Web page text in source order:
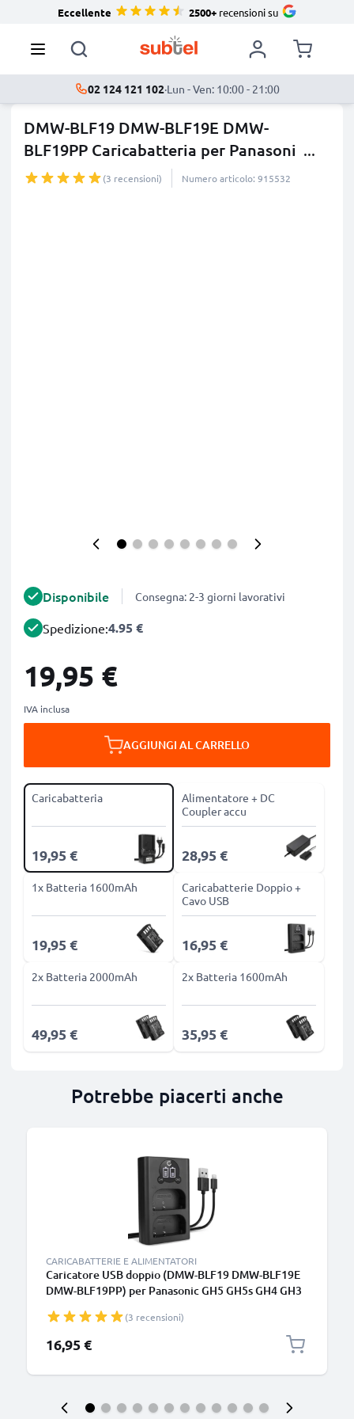
Eccellente 2500+recensioni su
02 124 121 102·Lun - Ven: 10:00 - 21:00
DMW-BLF19 DMW-BLF19E DMW-
BLF19PP Caricabatteria per Panasoni ...
di più
(3 recensioni) Numero articolo: 915532
Disponibile Consegna: 2-3 giorni lavorativi
Spedizione:4.95 €
19,95 €
IVA inclusa
AGGIUNGI AL CARRELLO
Caricabatteria
19,95 €
Alimentatore + DC
Coupler accu
28,95 €
1x Batteria 1600mAh
19,95 €
Caricabatterie Doppio +
Cavo USB
16,95 €
2x Batteria 2000mAh
49,95 €
2x Batteria 1600mAh
35,95 €
Potrebbe piacerti anche
CARICABATTERIE E ALIMENTATORI
Caricatore USB doppio (DMW-BLF19 DMW-BLF19E
DMW-BLF19PP) per Panasonic GH5 GH5s GH4 GH3
CELLONIC
(3 recensioni)
16,95 €